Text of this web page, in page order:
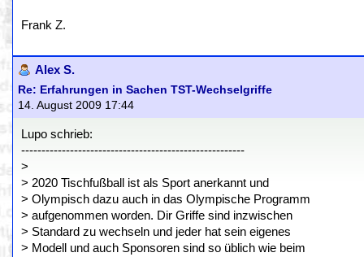
Frank Z.
Alex S.
Re: Erfahrungen in Sachen TST-Wechselgriffe
14. August 2009 17:44
Lupo schrieb:
-------------------------------------------------------
>
> 2020 Tischfußball ist als Sport anerkannt und
> Olympisch dazu auch in das Olympische Programm
> aufgenommen worden. Dir Griffe sind inzwischen
> Standard zu wechseln und jeder hat sein eigenes
> Modell und auch Sponsoren sind so üblich wie beim